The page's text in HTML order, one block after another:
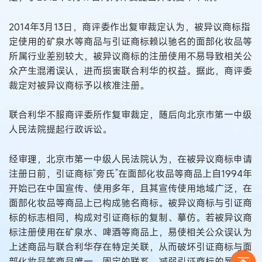
2014年3月13日，商评委作出复审裁定认为，被异议商标指
定使用的矿泉水等商品与引证商标赖以驰名的面部化妆品等
所属行业差别较大，被异议商标的注册使用不易导致相关公
众产生混淆误认，进而损害联合利华的权益。据此，商评委
裁定对被异议商标予以核准注册。
联合利华不服商评委所作复审裁定，随后向北京市第一中级
人民法院提起行政诉讼。
经审理，北京市第一中级人民法院认为，在被异议商标申请
注册日前，引证商标“旁氏”在面部化妆品等商品上自1994年
开始已在中国宣传、使用多年，且其宣传使用地域广泛，在
面部化妆品等商品上已构成驰名商标。被异议商标与引证商
标的标志相同，构成对引证商标的复制、摹仿。若被异议商
标注册使用在矿泉水、啤酒等商品上，易使相关公众误认为
上述商品与联合利华存在特定关联，从而破坏引证商标与面